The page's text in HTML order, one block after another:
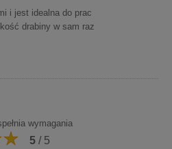
i jest idealna do prac
drabiny w sam raz
wymagania
5 / 5